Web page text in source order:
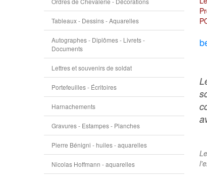
Tableaux - Dessins - Aquarelles
Autographes - Diplômes - Livrets -
Documents
Lettres et souvenirs de soldat
Portefeuilles - Écritoires
Harnachements
Gravures - Estampes - Planches
Pierre Bénigni - huiles - aquarelles
Nicolas Hoffmann - aquarelles